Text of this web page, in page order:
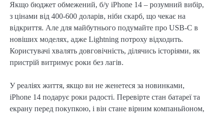
Якщо бюджет обмежений, б/у iPhone 14 – розумний вибір,
з цінами від 400-600 доларів, ніби скарб, що чекає на
відкриття. Але для майбутнього подумайте про USB-C в
новіших моделях, адже Lightning потроху відходить.
Користувачі хвалять довговічність, ділячись історіями, як
пристрій витримує роки без лагів.
У реаліях життя, якщо ви не женетеся за новинками,
iPhone 14 подарує роки радості. Перевірте стан батареї та
екрану перед покупкою, і він стане вірним компаньйоном,